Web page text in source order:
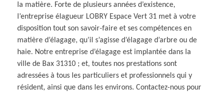
la matière. Forte de plusieurs années d’existence,
l’entreprise élagueur LOBRY Espace Vert 31 met à votre
disposition tout son savoir-faire et ses compétences en
matière d’élagage, qu’il s’agisse d’élagage d’arbre ou de
haie. Notre entreprise d’élagage est implantée dans la
ville de Bax 31310 ; et, toutes nos prestations sont
adressées à tous les particuliers et professionnels qui y
résident, ainsi que dans les environs. Contactez-nous pour